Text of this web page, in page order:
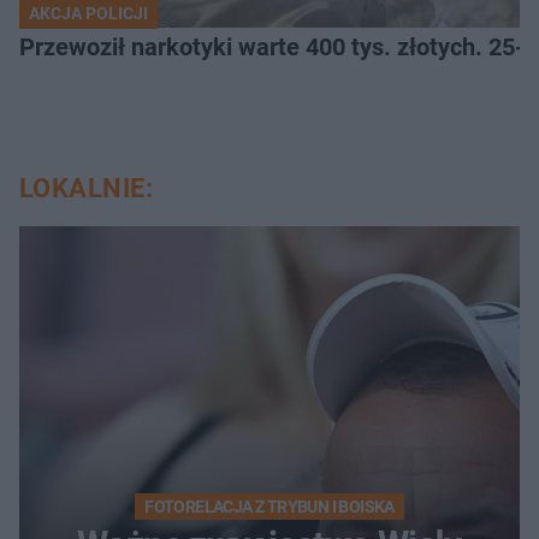
AKCJA POLICJI
Przewoził narkotyki warte 400 tys. złotych.
LOKALNIE:
FOTORELACJA Z TRYBUN I BOISKA